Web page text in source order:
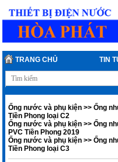
TRANG CHỦ TIN
Ống nước và phụ kiện >>Ống
Tiền Phong loại C2
Ống nước và phụ kiện >>Ống
PVC Tiền Phong 2019
Ống nước và phụ kiện >>Ống
Tiền Phong loại C3